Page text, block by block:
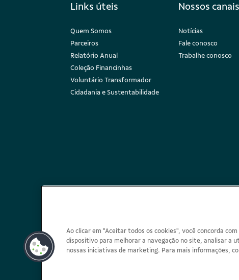
Links úteis
Quem Somos
Parceiros
Relatório Anual
Coleção Financinhas
Voluntário Transformador
Cidadania e Sustentabilidade
Nossos canais
Notícias
Fale conosco
Trabalhe conosco
Redes sociais
Ao clicar em "Aceitar todos os cookies", você concorda
dispositivo para melhorar a navegação no site, analisar a
nossas iniciativas de marketing. Para mais informações,